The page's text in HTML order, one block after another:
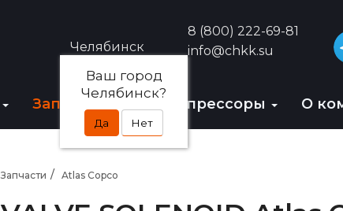
Челябинск
Ваш город
Челябинск?
Да Нет
8 (800) 222-69-81
info@chkk.su
Запчасти БУ-компрессоры О
Запчасти Atlas Copco